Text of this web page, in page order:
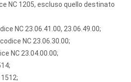
NC 1205, escluso quello destinato
NC 23.06.41.00, 23.06.49.00;
NC 23.06.30.00;
NC 23.04.00.00;